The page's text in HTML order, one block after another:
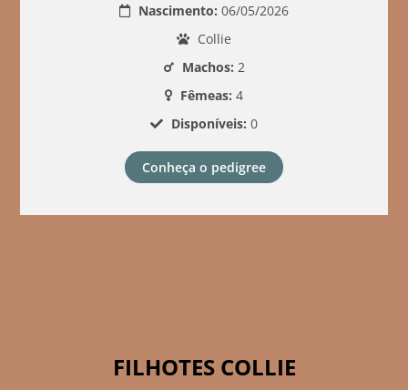
Nascimento: 06/05/2026
Collie
Machos: 2
Fêmeas: 4
Disponíveis: 0
Conheça o pedigree
FILHOTES COLLIE